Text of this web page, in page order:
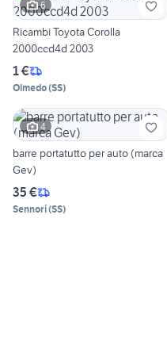
6
Ricambi Toyota Corolla
2000ccd4d 2003
1 €
Olmedo(SS)
4
barre portatutto per auto (marca
Gev)
35 €
Sennori(SS)